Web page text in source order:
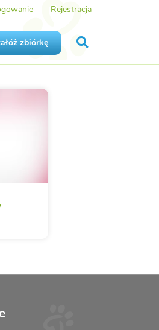
Rejestracja
zbiórkę